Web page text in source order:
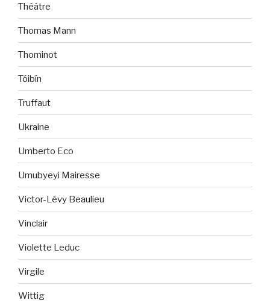
Théâtre
Thomas Mann
Thominot
Tóibín
Truffaut
Ukraine
Umberto Eco
Umubyeyi Mairesse
Victor-Lévy Beaulieu
Vinclair
Violette Leduc
Virgile
Wittig